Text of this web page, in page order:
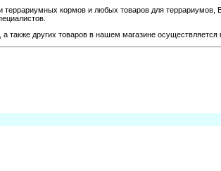
кормов и любых товаров для террариумов,
также других товаров в нашем магазине осуществляется